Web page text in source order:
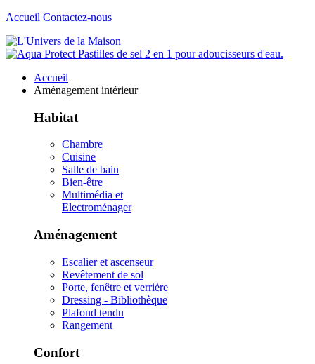
Accueil Contactez-nous
Accueil
Aménagement intérieur
Habitat
Chambre
Cuisine
Salle de bain
Bien-être
Multimédia et
Electroménager
Aménagement
Escalier et ascenseur
Revêtement de sol
Porte, fenêtre et verrière
Dressing - Bibliothèque
Plafond tendu
Rangement
Confort